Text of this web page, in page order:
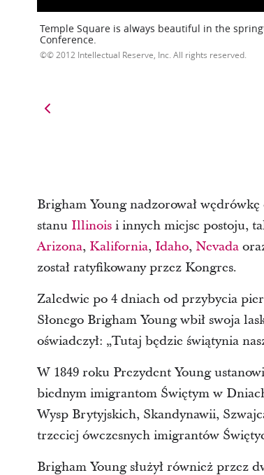
Temple Square is always beautiful in the
Conference.
© 2012 Intellectual Reserve, Inc. All rights reserved.
Brigham Young nadzorował wędrówkę
stanu Illinoisi innych miejsc postoju,
Arizona, Kalifornia, Idaho, Nevada
został ratyfikowany przez Kongres.
Zaledwie po 4 dniach od przybycia
Słonego Brigham Young wbił swoja
oświadczył: „Tutaj będzie świątynia
W 1849 roku Prezydent Young
biednym imigrantom Świętym w
Wysp Brytyjskich, Skandynawii,
trzeciej ówczesnych imigrantów
Brigham Young służył również przez